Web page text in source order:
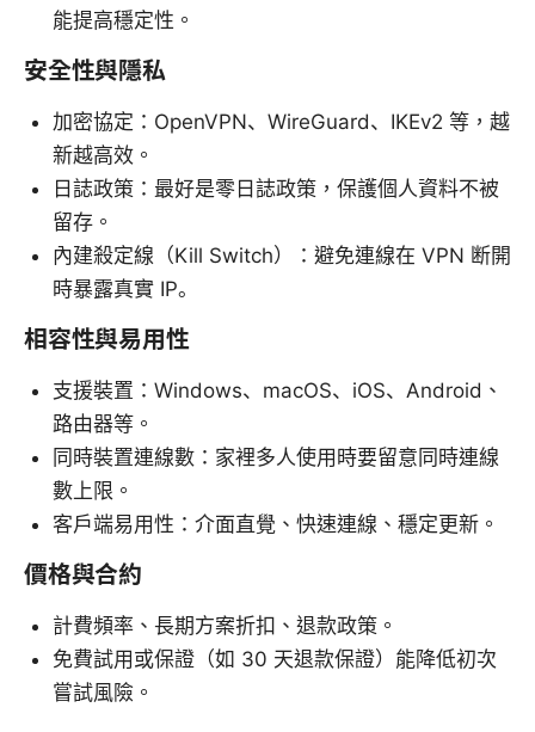
能提高穩定性。
安全性與隱私
加密協定：OpenVPN、WireGuard、IKEv2 等，越
新越高效。
日誌政策：最好是零日誌政策，保護個人資料不被
留存。
內建殺定線（Kill Switch）：避免連線在 VPN 断開
時暴露真實 IP。
相容性與易用性
支援裝置：Windows、macOS、iOS、Android、
路由器等。
同時裝置連線數：家裡多人使用時要留意同時連線
數上限。
客戶端易用性：介面直覺、快速連線、穩定更新。
價格與合約
計費頻率、長期方案折扣、退款政策。
免費試用或保證（如 30 天退款保證）能降低初次
嘗試風險。